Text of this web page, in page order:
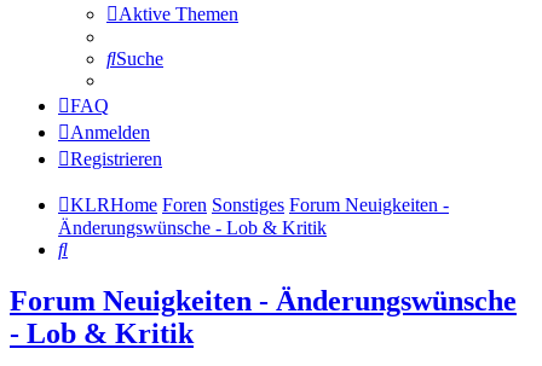
Aktive Themen
Suche
FAQ
Anmelden
Registrieren
KLRHome Foren Sonstiges Forum Neuigkeiten -
Änderungswünsche - Lob & Kritik
Suche
Forum Neuigkeiten - Änderungswünsche
- Lob & Kritik